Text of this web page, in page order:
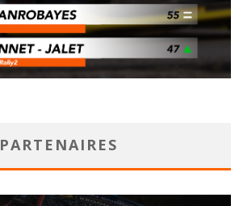
PARTENAIRES